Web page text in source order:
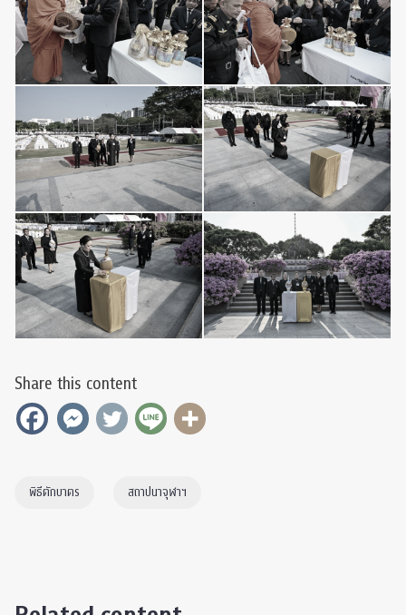
Share this content
พิธีตักบาตร สถาปนาจุฬาฯ